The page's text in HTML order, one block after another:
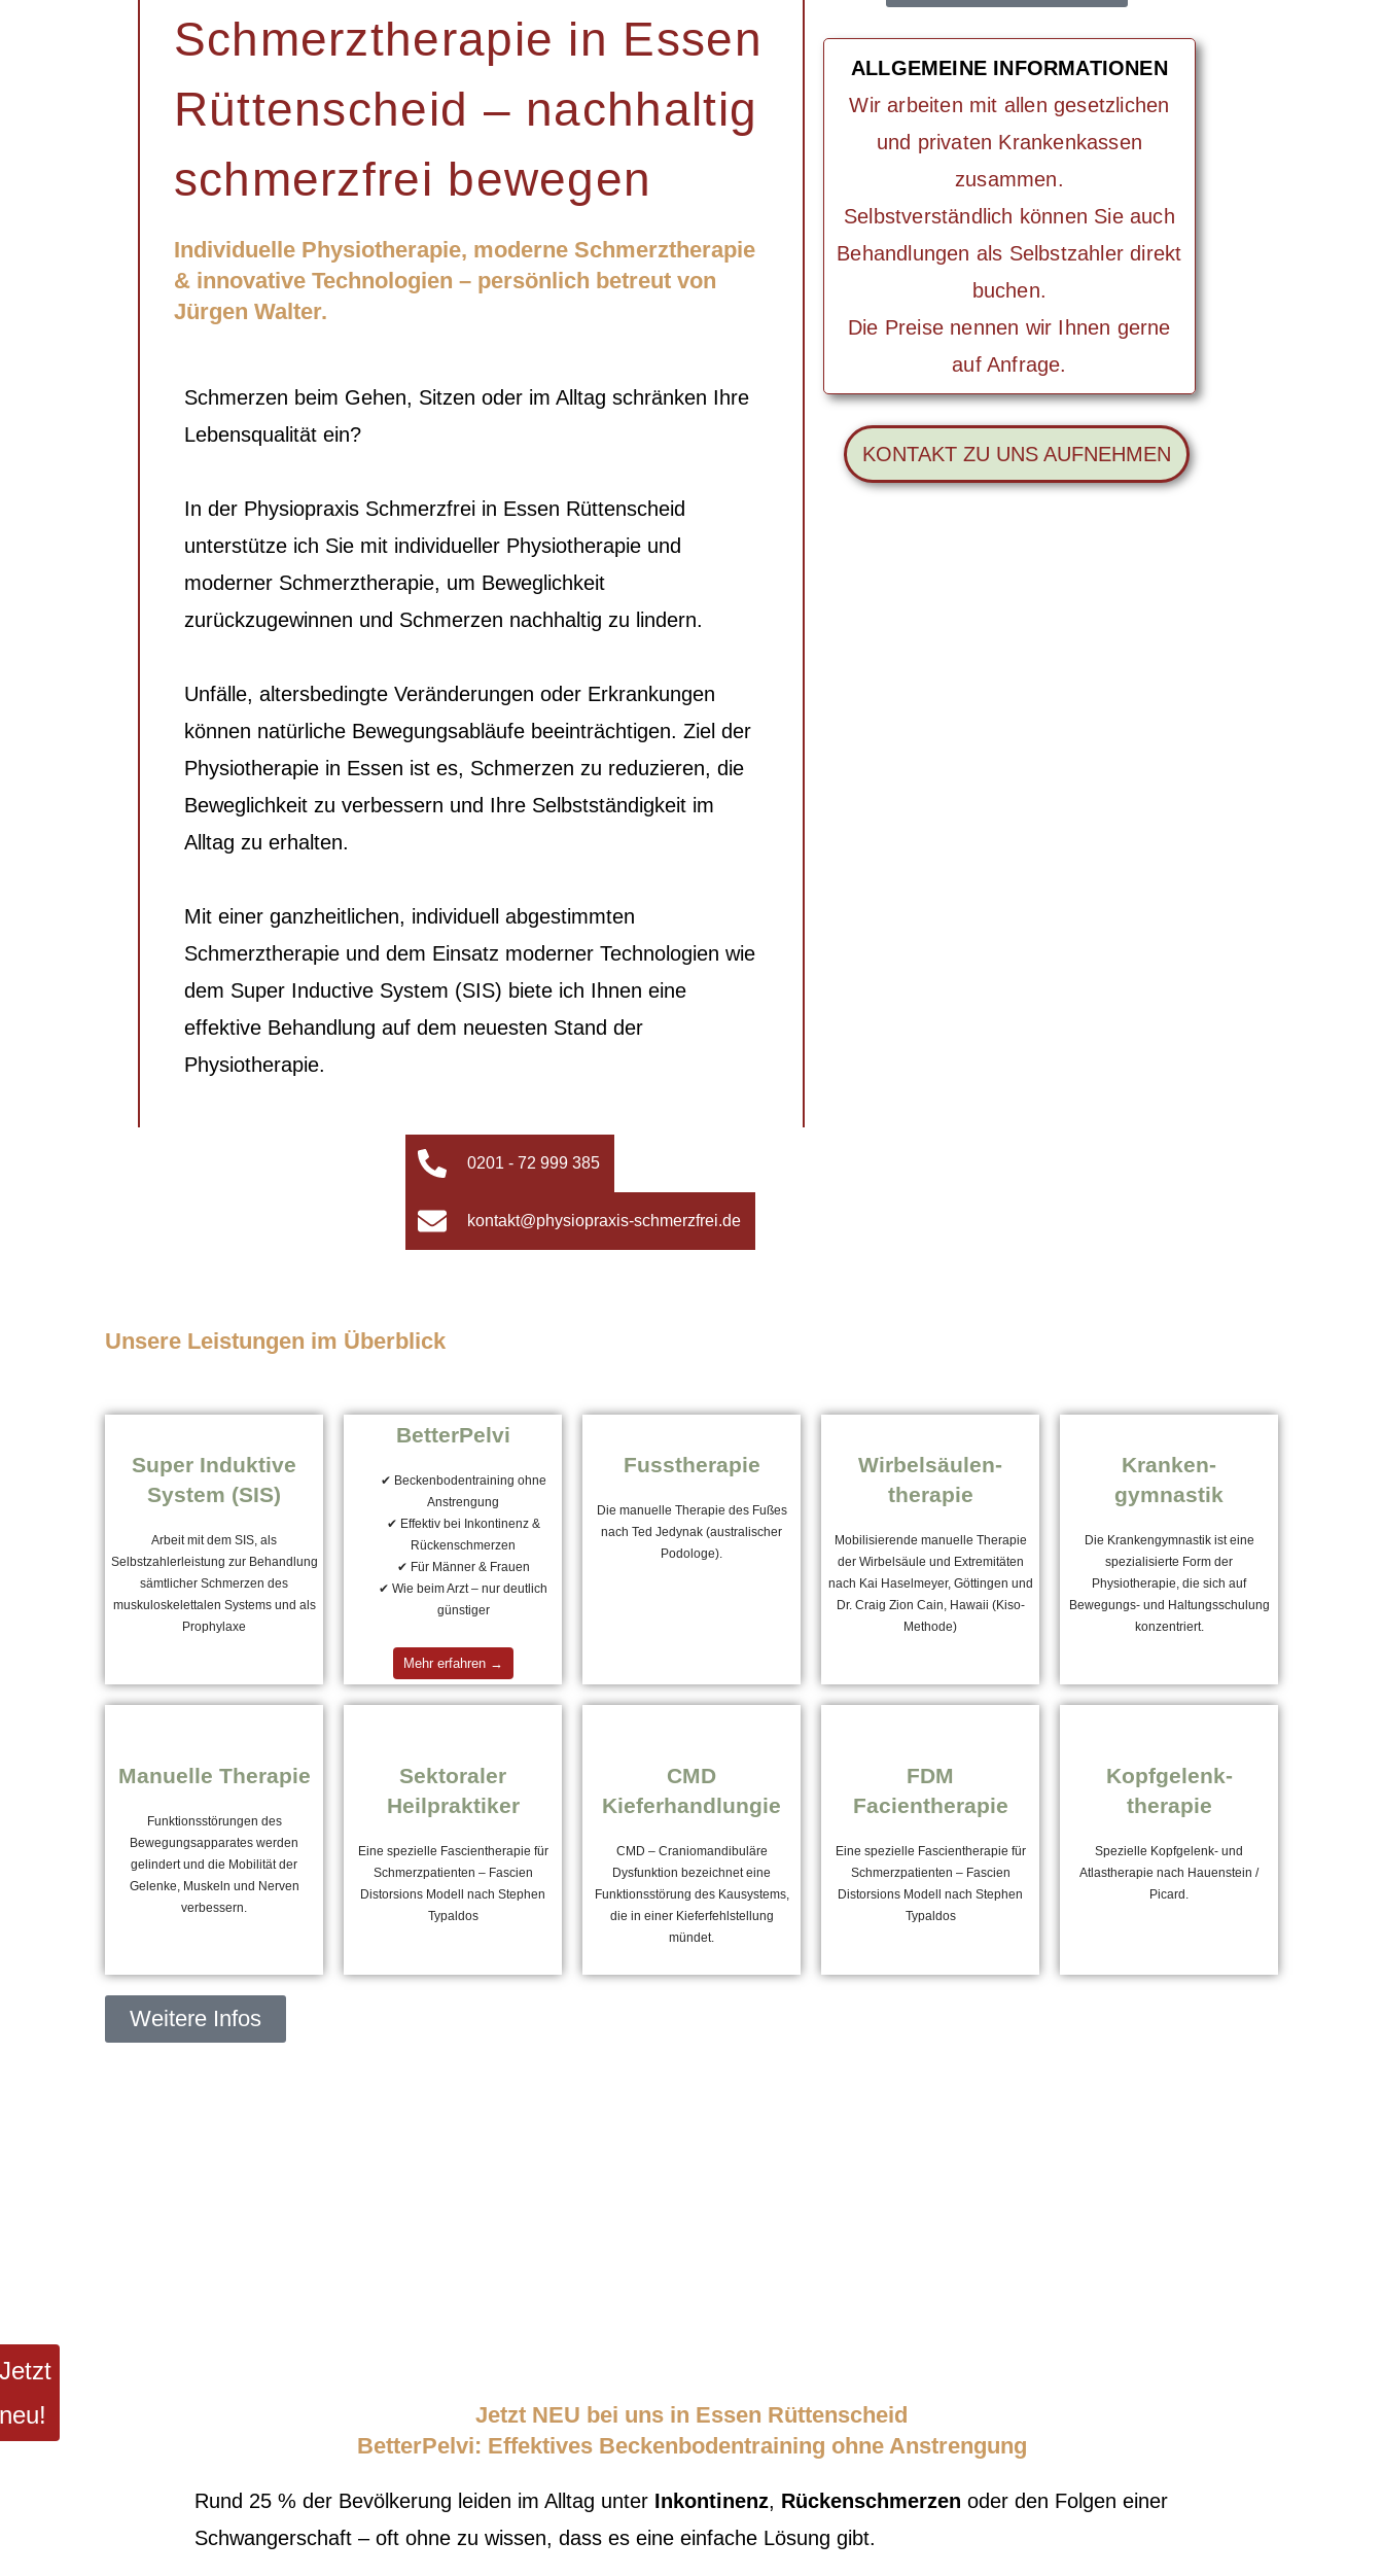
Schmerztherapie in Essen
Rüttenscheid – nachhaltig
schmerzfrei bewegen
Individuelle Physiotherapie, moderne Schmerztherapie
& innovative Technologien – persönlich betreut von
Jürgen Walter.
Schmerzen beim Gehen, Sitzen oder im Alltag schränken Ihre
Lebensqualität ein?
In der Physiopraxis Schmerzfrei in Essen Rüttenscheid
unterstütze ich Sie mit individueller Physiotherapie und
moderner Schmerztherapie, um Beweglichkeit
zurückzugewinnen und Schmerzen nachhaltig zu lindern.
Unfälle, altersbedingte Veränderungen oder Erkrankungen
können natürliche Bewegungsabläufe beeinträchtigen. Ziel der
Physiotherapie in Essen ist es, Schmerzen zu reduzieren, die
Beweglichkeit zu verbessern und Ihre Selbstständigkeit im
Alltag zu erhalten.
Mit einer ganzheitlichen, individuell abgestimmten
Schmerztherapie und dem Einsatz moderner Technologien wie
dem Super Inductive System (SIS) biete ich Ihnen eine
effektive Behandlung auf dem neuesten Stand der
Physiotherapie.
ALLGEMEINE INFORMATIONEN
Wir arbeiten mit allen gesetzlichen
und privaten Krankenkassen
zusammen.
Selbstverständlich können Sie auch
Behandlungen als Selbstzahler direkt
buchen.
Die Preise nennen wir Ihnen gerne
auf Anfrage.
KONTAKT ZU UNS AUFNEHMEN
Unsere Leistungen im Überblick
Super Induktive
System (SIS)
Arbeit mit dem SIS, als
Selbstzahlerleistung zur Behandlung
sämtlicher Schmerzen des
muskuloskelettalen Systems und als
Prophylaxe
BetterPelvi
✔ Beckenbodentraining ohne
Anstrengung
✔ Effektiv bei Inkontinenz &
Rückenschmerzen
✔ Für Männer & Frauen
✔ Wie beim Arzt – nur deutlich
günstiger
Mehr erfahren →
Fusstherapie
Die manuelle Therapie des Fußes
nach Ted Jedynak (australischer
Podologe).
Wirbelsäulen-
therapie
Mobilisierende manuelle Therapie
der Wirbelsäule und Extremitäten
nach Kai Haselmeyer, Göttingen und
Dr. Craig Zion Cain, Hawaii (Kiso-
Methode)
Kranken-
gymnastik
Die Krankengymnastik ist eine
spezialisierte Form der
Physiotherapie, die sich auf
Bewegungs- und Haltungsschulung
konzentriert.
Manuelle Therapie
Funktionsstörungen des
Bewegungsapparates werden
gelindert und die Mobilität der
Gelenke, Muskeln und Nerven
verbessern.
Sektoraler
Heilpraktiker
Eine spezielle Fascientherapie für
Schmerzpatienten – Fascien
Distorsions Modell nach Stephen
Typaldos
CMD
Kieferhandlungie
CMD – Craniomandibuläre
Dysfunktion bezeichnet eine
Funktionsstörung des Kausystems,
die in einer Kieferfehlstellung
mündet.
FDM
Facientherapie
Eine spezielle Fascientherapie für
Schmerzpatienten – Fascien
Distorsions Modell nach Stephen
Typaldos
Kopfgelenk-
therapie
Spezielle Kopfgelenk- und
Atlastherapie nach Hauenstein /
Picard.
Weitere Infos
Jetzt
neu!
Jetzt NEU bei uns in Essen Rüttenscheid
BetterPelvi: Effektives Beckenbodentraining ohne Anstrengung
Rund 25 % der Bevölkerung leiden im Alltag unter Inkontinenz, Rückenschmerzen oder den Folgen einer
Schwangerschaft – oft ohne zu wissen, dass es eine einfache Lösung gibt.
0201 - 72 999 385
kontakt@physiopraxis-schmerzfrei.de